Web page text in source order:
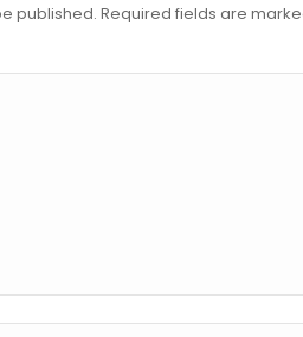
published. Required fields are